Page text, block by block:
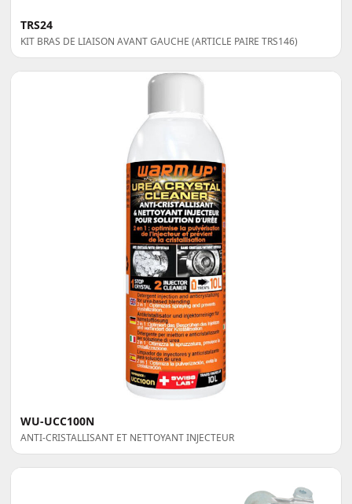
TRS24
KIT BRAS DE LIAISON AVANT GAUCHE (ARTICLE PAIRE TRS146)
WU-UCC100N
ANTI-CRISTALLISANT ET NETTOYANT INJECTEUR